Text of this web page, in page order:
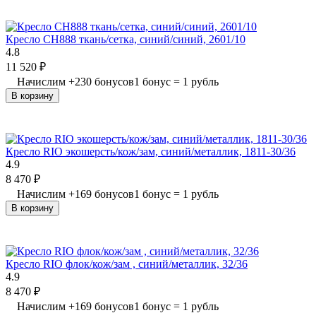
Кресло СН888 ткань/сетка, синий/синий, 2601/10
4.8
11 520 ₽
Начислим +230 бонусов1 бонус = 1 рубль
В корзину
Кресло RIO экошерсть/кож/зам, синий/металлик, 1811-30/36
4.9
8 470 ₽
Начислим +169 бонусов1 бонус = 1 рубль
В корзину
Кресло RIO флок/кож/зам , синий/металлик, 32/36
4.9
8 470 ₽
Начислим +169 бонусов1 бонус = 1 рубль